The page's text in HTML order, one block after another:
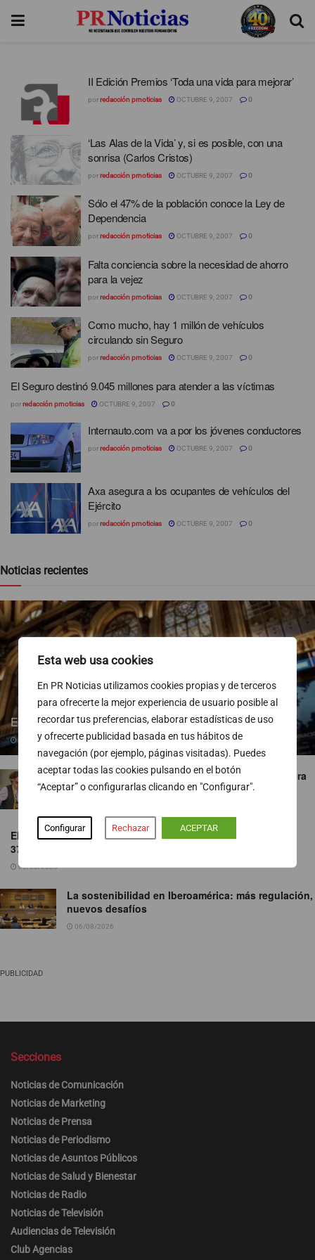
Esta web usa cookies
En PR Noticias utilizamos cookies propias y de terceros
para ofrecerte la mejor experiencia de usuario posible al
recordar tus preferencias, elaborar estadísticas de uso
y ofrecerte publicidad basada en tus hábitos de
navegación (por ejemplo, páginas visitadas). Puedes
aceptar todas las cookies pulsando en el botón
“Aceptar” o configurarlas clicando en "Configurar".
Configurar Rechazar ACEPTAR
II Edición Premios ‘Toda una vida para mejorar’
porredacción prnoticias OCTUBRE 9, 2007 0
‘Las Alas de la Vida’ y, si es posible, con una
sonrisa (Carlos Cristos)
porredacción prnoticias OCTUBRE 9, 2007 0
Sólo el 47% de la población conoce la Ley de
Dependencia
porredacción prnoticias OCTUBRE 9, 2007 0
Falta conciencia sobre la necesidad de ahorro
para la vejez
porredacción prnoticias OCTUBRE 9, 2007 0
Como mucho, hay 1 millón de vehículos
circulando sin Seguro
porredacción prnoticias OCTUBRE 9, 2007 0
El Seguro destinó 9.045 millones para atender a las víctimas
porredacción prnoticias OCTUBRE 9, 2007 0
Internauto.com va a por los jóvenes conductores
porredacción prnoticias OCTUBRE 9, 2007 0
Axa asegura a los ocupantes de vehículos del
Ejército
porredacción prnoticias OCTUBRE 9, 2007 0
Noticias recientes
El Ibex 35 arranca la sesión con subidas del 0,5%
06/08/2026
‘¡Salta!’ le gana el pulso a ‘Maestros de la costura
celebrity’
El verano pone a prueba los aeropuertos europeos: hasta
37.000 vuelos al día
06/08/2026
La sostenibilidad en Iberoamérica: más regulación,
nuevos desafíos
06/08/2026
PUBLICIDAD
Secciones
Noticias de Comunicación
Noticias de Marketing
Noticias de Prensa
Noticias de Periodismo
Noticias de Asuntos Públicos
Noticias de Salud y Bienestar
Noticias de Radio
Noticias de Televisión
Audiencias de Televisión
Club Agencias